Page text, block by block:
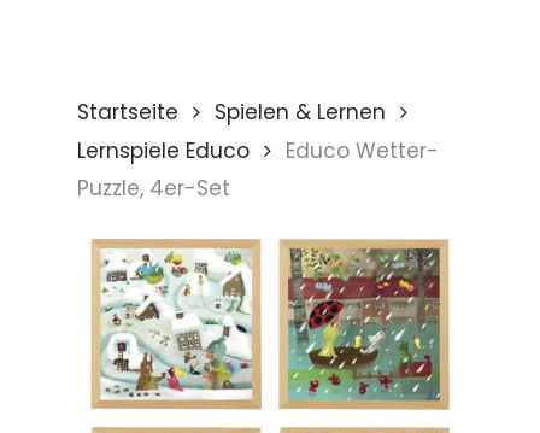
Startseite
Spielen & Lernen
Lernspiele Educo
Educo Wetter-
Puzzle, 4er-Set